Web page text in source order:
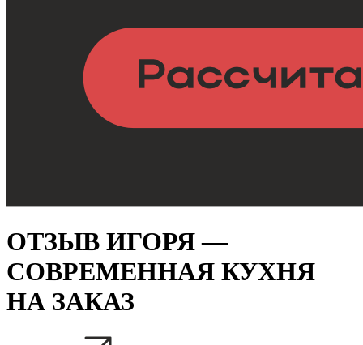
ОТЗЫВ ИГОРЯ —
СОВРЕМЕННАЯ КУХНЯ
НА ЗАКАЗ